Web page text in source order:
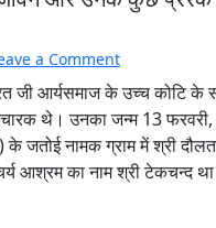
a Comment
जी आर्यसमाज के उच्च कोटि के
थे। उनका जन्म 13 फरवरी,
जतोई नामक ग्राम में श्री
आश्रम का नाम श्री टेकचन्द